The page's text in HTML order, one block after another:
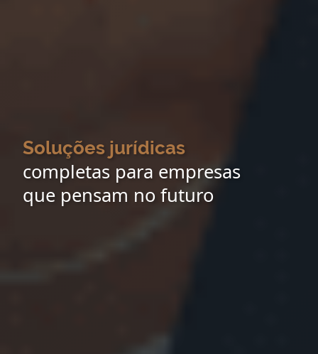
Soluções jurídicas
completas para empresas
que pensam no futuro